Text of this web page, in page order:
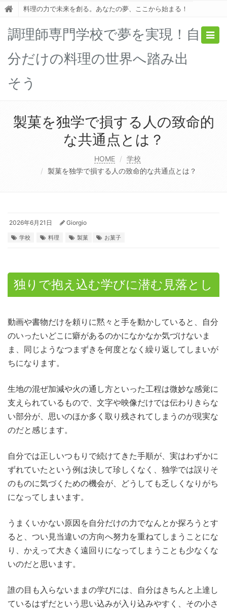
料理の力で未来を創る。あなたの夢、ここから始まる！
調理師専門学校で夢を実現！自
分だけの料理の世界へ踏み出
そう
製菓を独学で損する人の致命的
な共通点とは？
HOME
学校
製菓を独学で損する人の致命的な共通点とは？
2026年6月21日 Giorgio
学校 料理 製菓 お菓子
独りで抱え込む学びに潜む見落とし
動画や書物だけを頼りに黙々と手を動かしていると、自分
のいったいどこに癖があるのかになかなか気づけないま
ま、同じようなつまずきを何度となく繰り返してしまいが
ちになります。
生地の混ぜ加減や火の通し方といった工程は微妙な感覚に
支えられているもので、文字や映像だけでは伝わりきらな
い部分が、思いのほか多く取り残されてしまうのが現実な
のだと感じます。
自分では正しいつもりで続けてきた手順が、実はわずかに
ずれていたという例は決して珍しくなく、独学では誤りそ
のものに気づくための機会が、どうしても乏しくなりがち
になってしまいます。
うまくいかない原因を自分だけの力でなんとか探ろうとす
ると、つい見当違いの方向へ努力を重ねてしまうことにな
り、かえって大きく遠回りになってしまうことも少なくな
いのだと思います。
誰の目も入らないままの学びには、自分はきちんと上達し
ているはずだという思い込みが入り込みやすく、その小さ